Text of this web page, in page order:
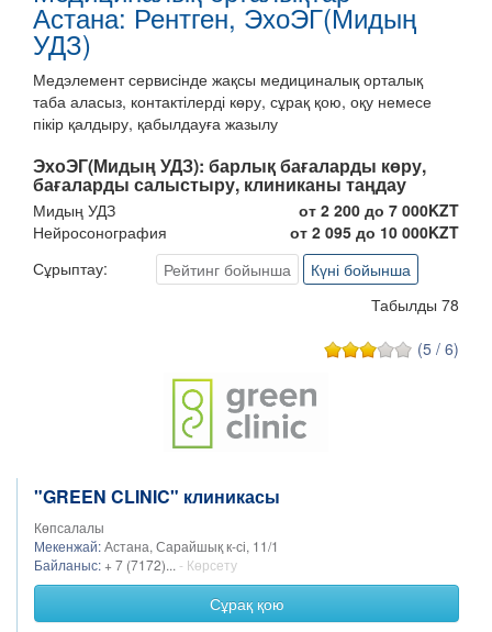
Астана: Рентген, ЭхоЭГ(Мидың
УДЗ)
Медэлемент сервисінде жақсы медициналық орталық
таба аласыз, контактілерді көру, сұрақ қою, оқу немесе
пікір қалдыру, қабылдауға жазылу
ЭхоЭГ(Мидың УДЗ): барлық бағаларды көру,
бағаларды салыстыру, клиниканы таңдау
Мидың УДЗ
от 2 200 до 7 000KZT
Нейросонография
от 2 095 до 10 000KZT
Сұрыптау:
Рейтинг бойынша
Күні бойынша
Табылды 78
(5 / 6)
"GREEN CLINIC" клиникасы
Көпсалалы
Мекенжай:Астана, Сарайшық к-сі, 11/1
Байланыс: + 7 (7172)... - Көрсету
Сұрақ қою